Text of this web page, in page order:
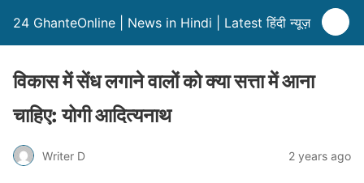
24 GhanteOnline | News in Hindi | Latest हिंदी न्यूज़
विकास में सेंध लगाने वालों को क्या सत्ता में आना
चाहिए: योगी आदित्यनाथ
Writer D 2 years ago